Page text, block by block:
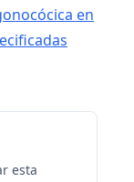
en
esta